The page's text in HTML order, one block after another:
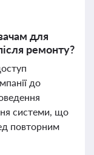
для
ремонту?
до
системи, що
повторним